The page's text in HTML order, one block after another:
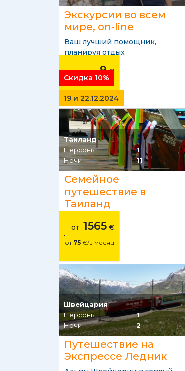
Экскурсии во всем
мире, on-line
Ваш лучший помощник,
планируя отдых
от9€
Скидка 10%
19 и 22.12.2024
Таиланд
Персоны
1
Ночи
11
Семейное
путешествие в
Таиланд
от 1565 €
от 75 €/в месяц
Швейцария
Персоны
1
Ночи
2
Путешествие на
Экспрессе Ледник